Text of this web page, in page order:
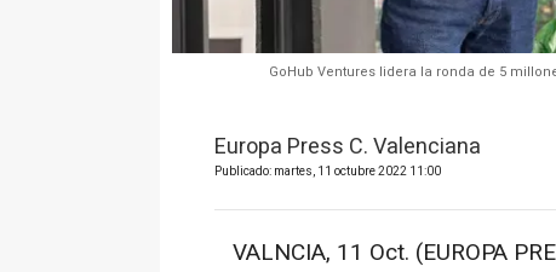
GoHub Ventures lidera la ronda de 5
Europa Press C. Valenciana
Publicado: martes, 11 octubre 2022 11:00
VALNCIA, 11 Oct. (EUROPA